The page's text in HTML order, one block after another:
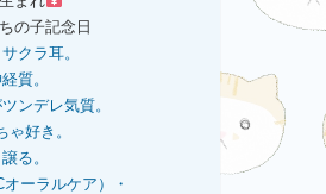
の子記念日
サクラ耳。
質。
ンデレ気質。
好き。
る。
ーラルケア）・